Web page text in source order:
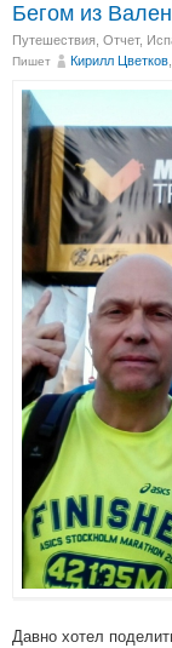
Бегом из
Путешествия Отчет,
Пишет Кирилл Цветков
Давно хотел